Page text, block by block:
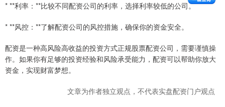
* **利率：**比较不同配资公司的利率，选择利率较低的公司。
* **风控：**了解配资公司的风控措施，确保你的资金安全。
配资是一种高风险高收益的投资方式正规股票配资公司，需要谨慎操
作。如果你有足够的投资经验和风险承受能力，配资可以帮助你放大
资金，实现财富梦想。
文章为作者独立观点，不代表实盘配资门户观点